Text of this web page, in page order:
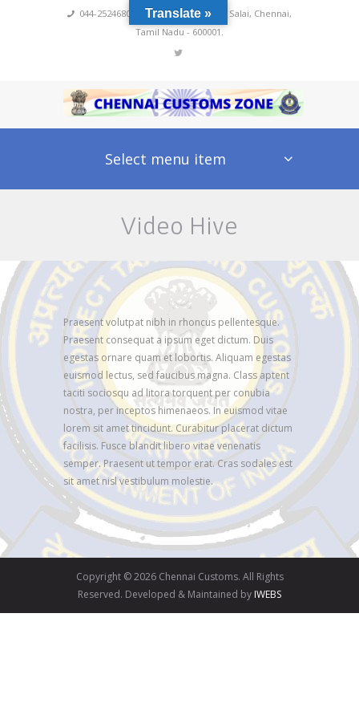
044-25246800,4222,
No 60, Rajaji Salai, Chennai,
Tamil Nadu - 600001.
Select menu item
Video Hive
Praesent volutpat nibh in rhoncus pellentesque.
Praesent consequat a ipsum eget dictum. Duis
egestas ornare quam et lobortis. Aliquam egestas
euismod lectus, sed faucibus magna. Class aptent
taciti sociosqu ad litora torquent per conubia
nostra, per inceptos himenaeos. In euismod vitae
lorem sit amet tincidunt. Curabitur placerat dictum
facilisis. Fusce blandit libero vitae venenatis
semper. Praesent ut tempor erat. Cras sodales est
sit amet nisl vestibulum molestie.
Copyright © 2026 Chennai Customs. All Rights
Reserved. Developed & Maintained by IWEBS
Translate »